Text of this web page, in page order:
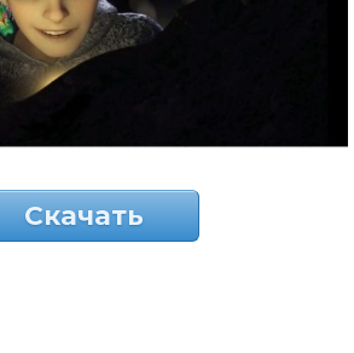
Скачать